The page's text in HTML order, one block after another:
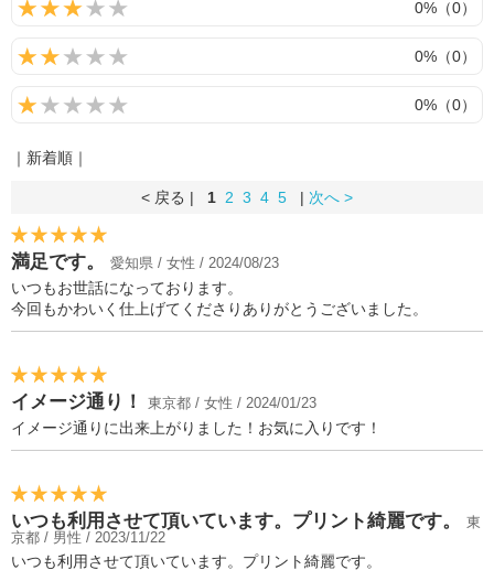
0%（0）
0%（0）
0%（0）
｜新着順｜
< 戻る | 1 2 3 4 5 | 次へ >
満足です。 愛知県 / 女性 / 2024/08/23
いつもお世話になっております。
今回もかわいく仕上げてくださりありがとうございました。
イメージ通り！ 東京都 / 女性 / 2024/01/23
イメージ通りに出来上がりました！お気に入りです！
いつも利用させて頂いています。プリント綺麗です。
東
京都 / 男性 / 2023/11/22
いつも利用させて頂いています。プリント綺麗です。